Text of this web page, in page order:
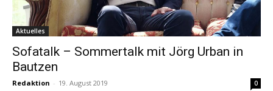
Aktuelles
Sofatalk – Sommertalk mit Jörg Urban in
Bautzen
Redaktion - 19. August 2019 0